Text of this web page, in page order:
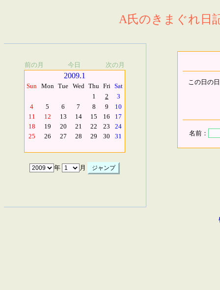
A氏のきまぐれ日
前の月 今日 次の月
2009.1
Sun Mon Tue Wed Thu Fri Sat
1
2
3
4
5 6 7 8 9
10
11
12 13 14 15 16
17
18
19 20 21 22 23
24
25
26 27 28 29 30 31
年 月
この日の
名前：